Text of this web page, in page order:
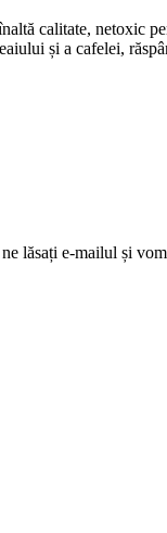
calitate, netoxic
și a cafelei,
lăsați e-mailul și